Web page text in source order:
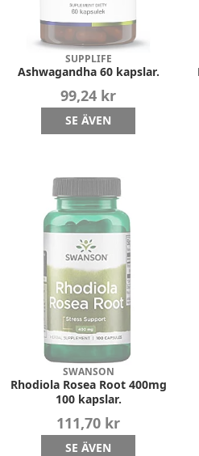
SUPPLIFE
Ashwagandha 60 kapslar.
99,24 kr
SE ÄVEN
SWANSON
Rhodiola Rosea Root 400mg
100 kapslar.
111,70 kr
SE ÄVEN